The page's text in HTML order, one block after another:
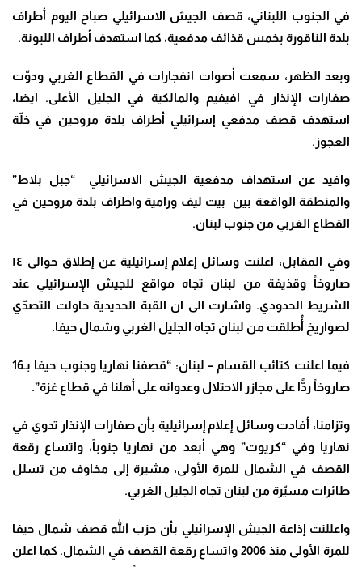
في الجنوب اللبناني، قصف الجيش الاسرائيلي صباح اليوم أطراف
بلدة الناقورة بخمس قذائف مدفعية، كما استهدف أطراف اللبونة.
وبعد الظهر، سمعت أصوات انفجارات في القطاع الغربي ودوّت
صفارات الإنذار في افيفيم والمالكية في الجليل الأعلى. ايضا،
استهدف قصف مدفعي إسرائيلي أطراف بلدة مروحين في خلّة
العجوز .
وافيد عن استهداف مدفعية الجيش الاسرائيلي “جبل بلاط”
والمنطقة الواقعة بين ‌ بيت ليف ورامية واطراف بلدة مروحين في
القطاع الغربي من جنوب لبنان.
وفي المقابل، اعلنت وسائل إعلام إسرائيلية عن إطلاق حوالى ١٤
صاروخاً وقذيفة من لبنان تجاه مواقع للجيش الإسرائيلي عند
الشريط الحدودي. واشارت الى ان القبة الحديدية حاولت التصدّي
لصواريخ أُطلقت من لبنان تجاه الجليل الغربي وشمال حيفا.
فيما اعلنت كتائب القسام – لبنان: “قصفنا نهاريا وجنوب حيفا بـ16
صاروخاً ردًّا على مجازر الاحتلال وعدوانه على أهلنا في قطاع غزة”.
وتزامنا، أفادت وسائل إعلام إسرائيلية بأن صفارات الإنذار تدوي في
نهاريا وفي “كريوت” وهي أبعد من نهاريا جنوباً، واتساع رقعة
القصف في الشمال للمرة الأولى، مشيرة إلى مخاوف من تسلل
طائرات مسيّرة من لبنان تجاه الجليل الغربي.
واعللنت إذاعة الجيش الإسرائيلي بأن حزب الله قصف شمال حيفا
للمرة الأولى منذ 2006 واتساع رقعة القصف في الشمال
. كما اعلن